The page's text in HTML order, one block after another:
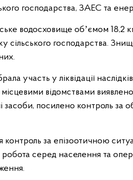
господарства, ЗАЕС та
водосховище обʼємом 18,2
сільського господарства.
участь у ліквідації
відомствами
засоби, посилено контроль за
контроль за епізоотичною
серед населення та